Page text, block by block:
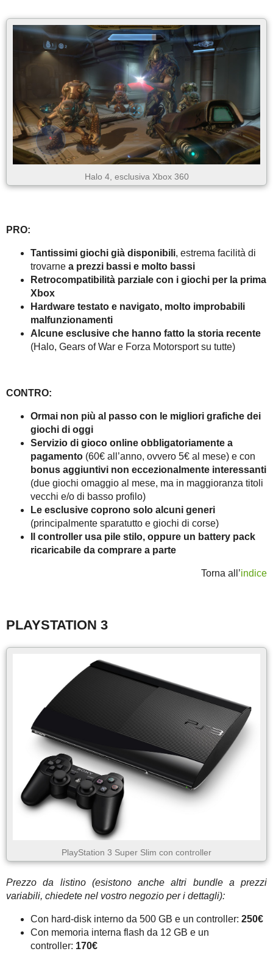
Halo 4, esclusiva Xbox 360
PRO:
Tantissimi giochi già disponibili, estrema facilità di
trovarne a prezzi bassi e molto bassi
Retrocompatibilità parziale con i giochi per la prima
Xbox
Hardware testato e navigato, molto improbabili
malfunzionamenti
Alcune esclusive che hanno fatto la storia recente
(Halo, Gears of War e Forza Motorsport su tutte)
CONTRO:
Ormai non più al passo con le migliori grafiche dei
giochi di oggi
Servizio di gioco online obbligatoriamente a
pagamento (60€ all’anno, ovvero 5€ al mese) e con
bonus aggiuntivi non eccezionalmente interessanti
(due giochi omaggio al mese, ma in maggioranza titoli
vecchi e/o di basso profilo)
Le esclusive coprono solo alcuni generi
(principalmente sparatutto e giochi di corse)
Il controller usa pile stilo, oppure un battery pack
ricaricabile da comprare a parte
Torna all’indice
PLAYSTATION 3
PlayStation 3 Super Slim con controller
Prezzo da listino (esistono anche altri bundle a prezzi
variabili, chiedete nel vostro negozio per i dettagli):
Con hard-disk interno da 500 GB e un controller: 250€
Con memoria interna flash da 12 GB e un
controller: 170€